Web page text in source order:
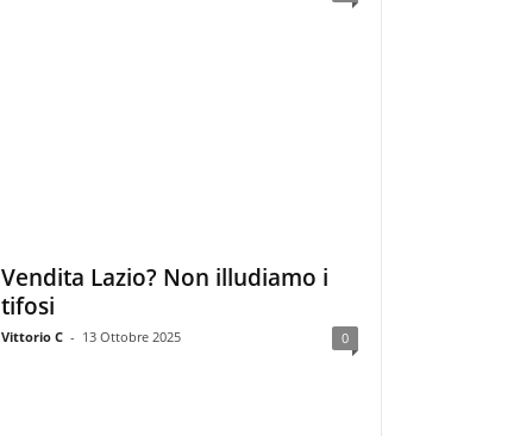
Vendita Lazio? Non illudiamo i
tifosi
Vittorio C - 13 Ottobre 2025 0